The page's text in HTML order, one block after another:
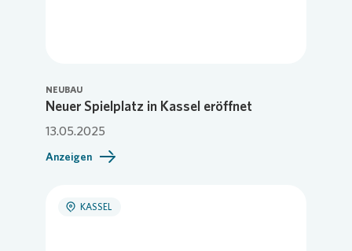
NEUBAU
Neuer Spielplatz in Kassel eröffnet
13.05.2025
Anzeigen
KASSEL